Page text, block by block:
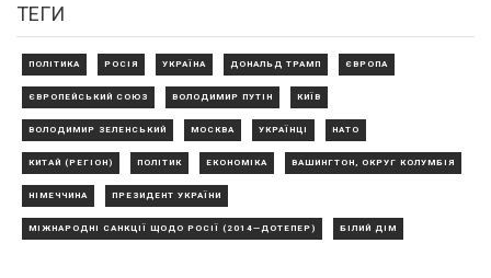
ТЕГИ
ПОЛІТИКА РОСІЯ УКРАЇНА ДОНАЛЬД ТРАМП ЄВРОПА
ЄВРОПЕЙСЬКИЙ СОЮЗ ВОЛОДИМИР ПУТІН КИЇВ
ВОЛОДИМИР ЗЕЛЕНСЬКИЙ МОСКВА УКРАЇНЦІ НАТО
КИТАЙ (РЕГІОН) ПОЛІТИК ЕКОНОМІКА ВАШИНГТОН, ОКРУГ КОЛУМБІЯ
НІМЕЧЧИНА ПРЕЗИДЕНТ УКРАЇНИ
МІЖНАРОДНІ САНКЦІЇ ЩОДО РОСІЇ (2014—ДОТЕПЕР) БІЛИЙ ДІМ